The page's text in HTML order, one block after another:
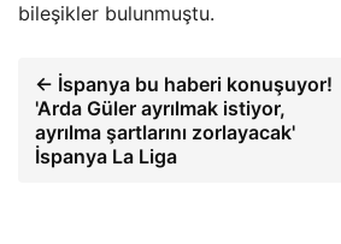
bileşikler bulunmuştu.
← İspanya bu haberi konuşuyor!
'Arda Güler ayrılmak istiyor,
ayrılma şartlarını zorlayacak'
İspanya La Liga